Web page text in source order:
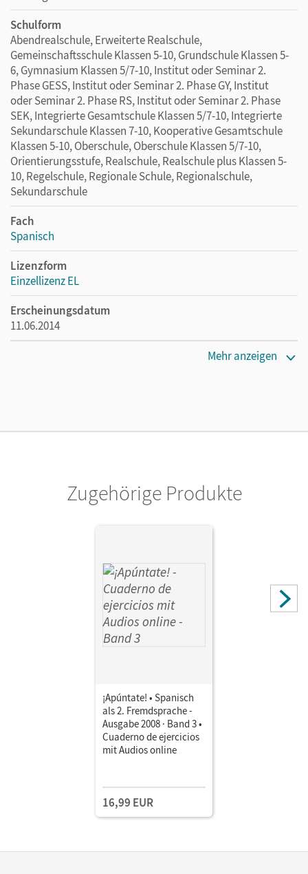
Schulform
Abendrealschule, Erweiterte Realschule,
Gemeinschaftsschule Klassen 5-10, Grundschule Klassen 5-
6, Gymnasium Klassen 5/7-10, Institut oder Seminar 2.
Phase GESS, Institut oder Seminar 2. Phase GY, Institut
oder Seminar 2. Phase RS, Institut oder Seminar 2. Phase
SEK, Integrierte Gesamtschule Klassen 5/7-10, Integrierte
Sekundarschule Klassen 7-10, Kooperative Gesamtschule
Klassen 5-10, Oberschule, Oberschule Klassen 5/7-10,
Orientierungsstufe, Realschule, Realschule plus Klassen 5-
10, Regelschule, Regionale Schule, Regionalschule,
Sekundarschule
Fach
Spanisch
Lizenzform
Einzellizenz EL
Erscheinungsdatum
11.06.2014
Mehr anzeigen
Zugehörige Produkte
¡Apúntate! • Spanisch
als 2. Fremdsprache -
Ausgabe 2008 · Band 3 •
Cuaderno de ejercicios
mit Audios online
16,99 EUR